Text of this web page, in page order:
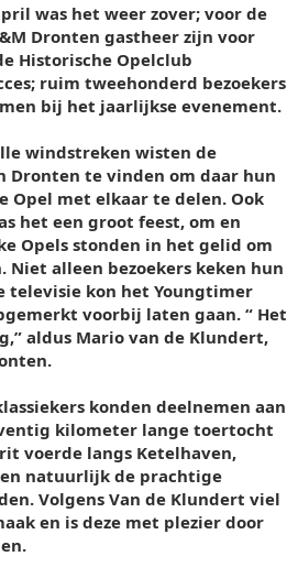
was het weer zover; voor de
Dronten gastheer zijn voor
Historische Opelclub
ruim tweehonderd bezoekers
bij het jaarlijkse evenement.
windstreken wisten de
Dronten te vinden om daar hun
Opel met elkaar te delen. Ook
het een groot feest, om en
Opels stonden in het gelid om
Niet alleen bezoekers keken hun
televisie kon het Youngtimer
voorbij laten gaan. “ Het
aldus Mario van de Klundert,
konden deelnemen aan
kilometer lange toertocht
voerde langs Ketelhaven,
natuurlijk de prachtige
Volgens Van de Klundert viel
en is deze met plezier door